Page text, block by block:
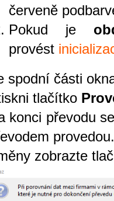
červeně
Pokud je
provést
spodní části
tlačítko
konci převodu
zobrazte